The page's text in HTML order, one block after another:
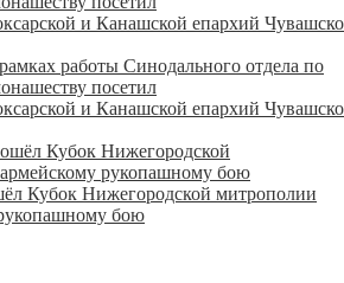
работы Синодального отдела по
посетил
и Канашской епархий
Кубок Нижегородской митрополии
бою